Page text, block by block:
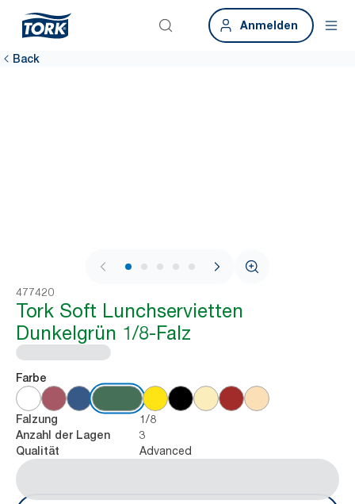
Anmelden
Back
1 / 6
477420
Tork Soft Lunchservietten
Dunkelgrün 1/8-Falz
Farbe
Falzung 1/8
Anzahl der Lagen 3
Qualität Advanced